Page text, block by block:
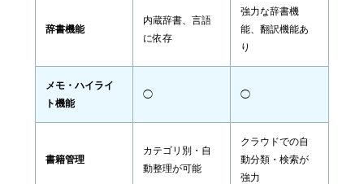
辞書機能
内蔵辞書、言語
に依存
強力な辞書機
能、翻訳機能あ
り
メモ・ハイライ
ト機能
◯ ◯
書籍管理
カテゴリ別・自
動整理が可能
クラウドでの自
動分類・検索が
強力